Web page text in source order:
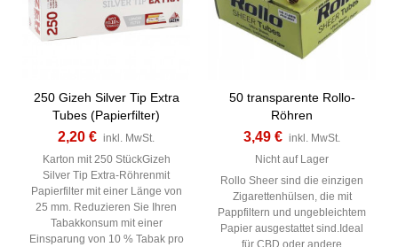
250 Gizeh Silver Tip Extra
Tubes (Papierfilter)
2,20 € inkl. MwSt.
Karton mit 250 StückGizeh
Silver Tip Extra-Röhrenmit
Papierfilter mit einer Länge von
25 mm. Reduzieren Sie Ihren
Tabakkonsum mit einer
Einsparung von 10 % Tabak pro
50 transparente Rollo-
Röhren
3,49 € inkl. MwSt.
Nicht auf Lager
Rollo Sheer sind die einzigen
Zigarettenhülsen, die mit
Pappfiltern und ungebleichtem
Papier ausgestattet sind.Ideal
für CBD oder andere